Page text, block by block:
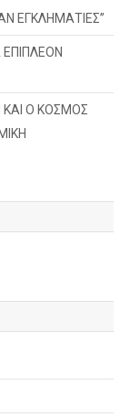
ΕΓΚΛΗΜΑΤΙΕΣ”
Ο ΚΟΣΜΟΣ